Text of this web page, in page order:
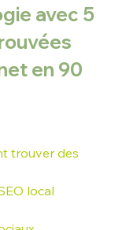
avec 5
en 90
trouver des
local